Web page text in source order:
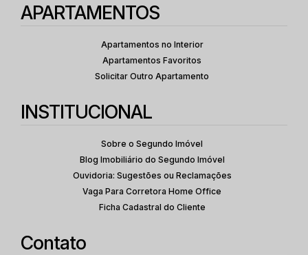
APARTAMENTOS
Apartamentos no Interior
Apartamentos Favoritos
Solicitar Outro Apartamento
INSTITUCIONAL
Sobre o Segundo Imóvel
Blog Imobiliário do Segundo Imóvel
Ouvidoria: Sugestões ou Reclamações
Vaga Para Corretora Home Office
Ficha Cadastral do Cliente
Contato